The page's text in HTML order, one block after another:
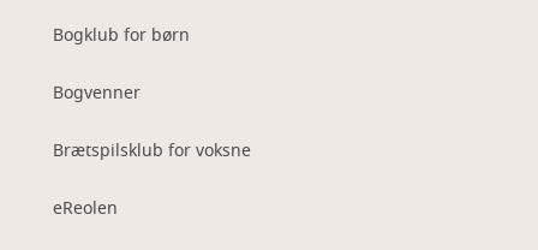
Bogklub for børn
Bogvenner
Brætspilsklub for voksne
eReolen